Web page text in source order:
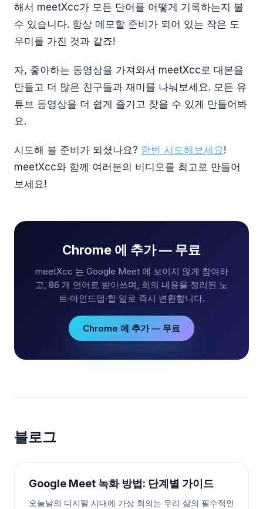
해서 meetXcc가 모든 단어를 어떻게 기록하는지 볼
수 있습니다. 항상 메모할 준비가 되어 있는 작은 도
우미를 가진 것과 같죠!
자, 좋아하는 동영상을 가져와서 meetXcc로 대본을
만들고 더 많은 친구들과 재미를 나눠보세요. 모든 유
튜브 동영상을 더 쉽게 즐기고 찾을 수 있게 만들어봐
요.
시도해 볼 준비가 되셨나요? 한번 시도해보세요!
meetXcc와 함께 여러분의 비디오를 최고로 만들어
보세요!
Chrome 에 추가 — 무료
meetXcc 는 Google Meet 에 보이지 않게 참여하
고, 86 개 언어로 받아쓰며, 회의 내용을 정리된 노
트·마인드맵·할 일로 즉시 변환합니다.
Chrome 에 추가 — 무료
블로그
Google Meet 녹화 방법: 단계별 가이드
오늘날의 디지털 시대에 가상 회의는 우리 삶의 필수적인